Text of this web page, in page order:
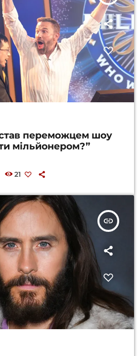
переможцем шоу
мільйонером?”
21
insert_link